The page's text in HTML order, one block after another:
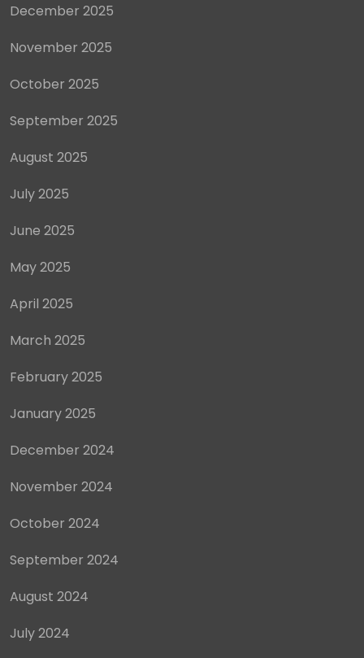
December 2025
November 2025
October 2025
September 2025
August 2025
July 2025
June 2025
May 2025
April 2025
March 2025
February 2025
January 2025
December 2024
November 2024
October 2024
September 2024
August 2024
July 2024